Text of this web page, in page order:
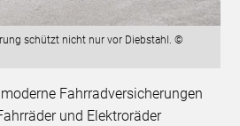
schützt nicht nur vor Diebstahl. ©
Fahrradversicherungen
und Elektroräder